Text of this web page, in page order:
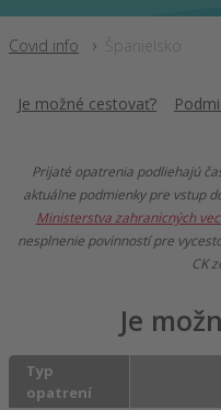
Covid info Španielsko
Je možné cestovať?
Prijaté opatrenia podliehajú
aktuálne podmienky pre vstup
Ministerstva zahranicných
nesplnenie povinností pre
CK
Je
Typ
opatrení